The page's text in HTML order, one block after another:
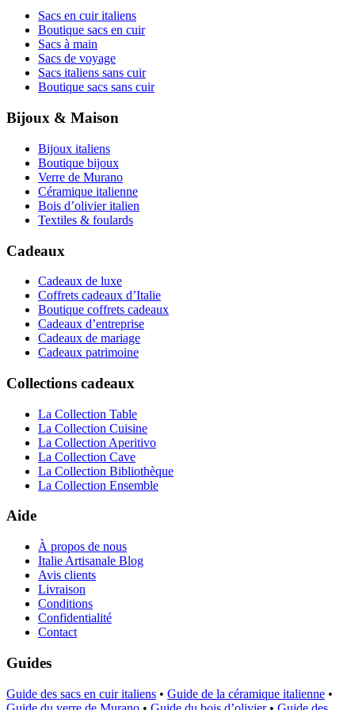
Sacs en cuir italiens
Boutique sacs en cuir
Sacs à main
Sacs de voyage
Sacs italiens sans cuir
Boutique sacs sans cuir
Bijoux & Maison
Bijoux italiens
Boutique bijoux
Verre de Murano
Céramique italienne
Bois d’olivier italien
Textiles & foulards
Cadeaux
Cadeaux de luxe
Coffrets cadeaux d’Italie
Boutique coffrets cadeaux
Cadeaux d’entreprise
Cadeaux de mariage
Cadeaux patrimoine
Collections cadeaux
La Collection Table
La Collection Cuisine
La Collection Aperitivo
La Collection Cave
La Collection Bibliothèque
La Collection Ensemble
Aide
À propos de nous
Italie Artisanale Blog
Avis clients
Livraison
Conditions
Confidentialité
Contact
Guides
Guide des sacs en cuir italiens • Guide de la céramique italienne •